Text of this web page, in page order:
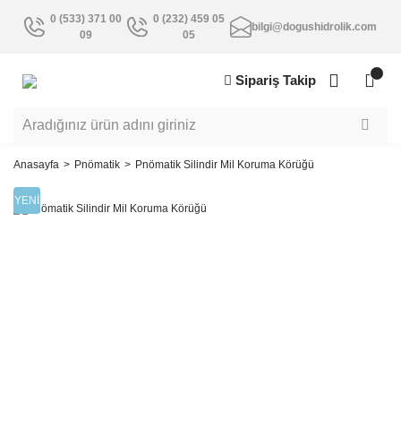
0 (533) 371 00
09
0 (232) 459 05
05
bilgi@dogushidrolik.com
Sipariş Takip
Anasayfa Pnömatik Pnömatik Silindir Mil Koruma Körüğü
YENİ